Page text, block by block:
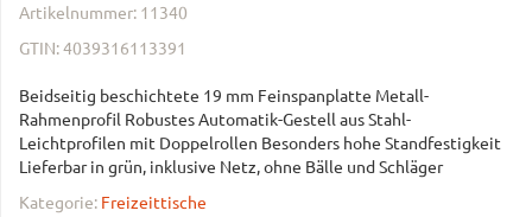
Artikelnummer: 11340
GTIN:4039316113391
Beidseitig beschichtete 19 mm Feinspanplatte Metall-
Rahmenprofil Robustes Automatik-Gestell aus Stahl-
Leichtprofilen mit Doppelrollen Besonders hohe Standfestigkeit
Lieferbar in grün, inklusive Netz, ohne Bälle und Schläger
Kategorie: Freizeittische